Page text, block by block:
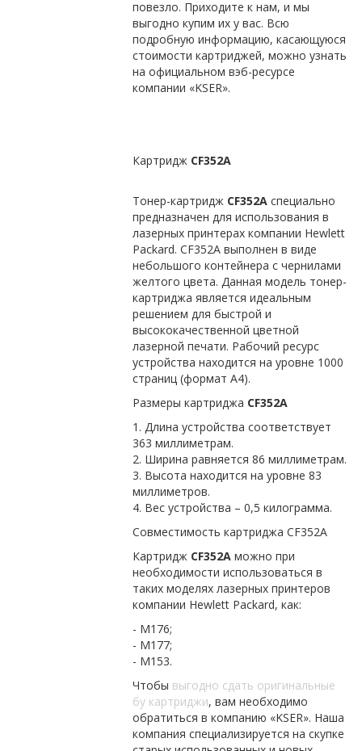
повезло. Приходите к нам, и мы
выгодно купим их у вас. Всю
подробную информацию, касающуюся
стоимости картриджей, можно узнать
на официальном вэб-ресурсе
компании «KSER».
Картридж CF352A
Тонер-картридж CF352A специально
предназначен для использования в
лазерных принтерах компании Hewlett
Packard. CF352A выполнен в виде
небольшого контейнера с чернилами
желтого цвета. Данная модель тонер-
картриджа является идеальным
решением для быстрой и
высококачественной цветной
лазерной печати. Рабочий ресурс
устройства находится на уровне 1000
страниц (формат А4).
Размеры картриджа CF352A
1. Длина устройства соответствует
363 миллиметрам.
2. Ширина равняется 86 миллиметрам.
3. Высота находится на уровне 83
миллиметров.
4. Вес устройства – 0,5 килограмма.
Совместимость картриджа CF352A
Картридж CF352A можно при
необходимости использоваться в
таких моделях лазерных принтеров
компании Hewlett Packard, как:
- M176;
- M177;
- M153.
Чтобы выгодно сдать оригинальные
бу картриджи, вам необходимо
обратиться в компанию «KSER». Наша
компания специализируется на скупке